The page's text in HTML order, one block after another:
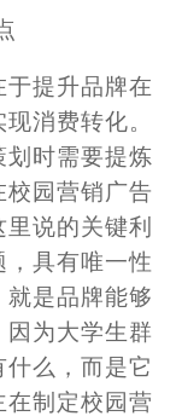
于提升品牌在
消费转化。
划时需要提炼
校园营销广告
说的关键利
具有唯一性
是品牌能够
为大学生群
么，而是它
在制定校园营